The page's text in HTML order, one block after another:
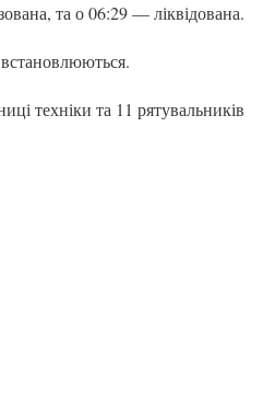
та о 06:29 — ліквідована.
встановлюються.
техніки та 11 рятувальників